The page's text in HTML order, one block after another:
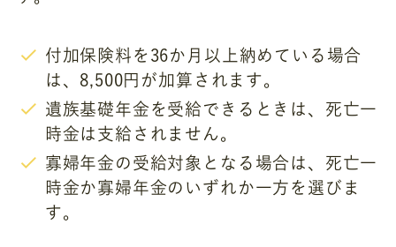
付加保険料を36か月以上納めている場合
は、8,500円が加算されます。
遺族基礎年金を受給できるときは、死亡一
時金は支給されません。
寡婦年金の受給対象となる場合は、死亡一
時金か寡婦年金のいずれか一方を選びま
す。